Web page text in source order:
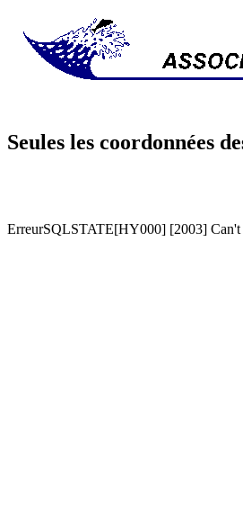
Seules les coordonnées
ErreurSQLSTATE[HY000] [2003] Can't